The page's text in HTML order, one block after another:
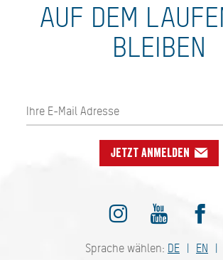
AUF DEM
BLEIBEN
Jetzt anmelden
Sprache wählen: DE EN